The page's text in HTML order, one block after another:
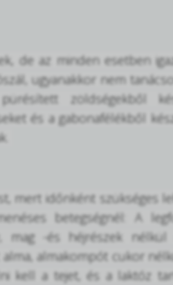
de az minden esetben
ugyanakkor nem
zöldségekből
és a gabonafélékből
mert időnként szükséges
betegségnél: A
mag -és héjrészek
almakompót cukor
kell a tejet, és a laktóz